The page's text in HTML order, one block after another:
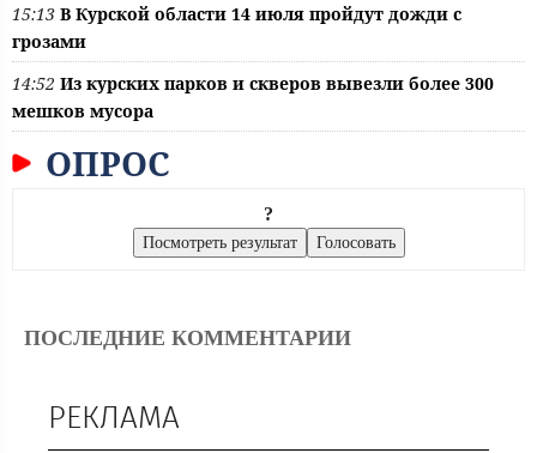
15:13 В Курской области 14 июля пройдут дожди с
грозами
14:52 Из курских парков и скверов вывезли более 300
мешков мусора
ОПРОС
?
ПОСЛЕДНИЕ КОММЕНТАРИИ
РЕКЛАМА